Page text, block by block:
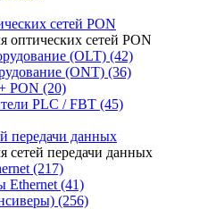
сетей PON
оптических сетей PON
(OLT) (42)
(ONT) (36)
PON (20)
PLC / FBT (45)
передачи данных
сетей передачи данных
(217)
Ethernet (41)
(256)